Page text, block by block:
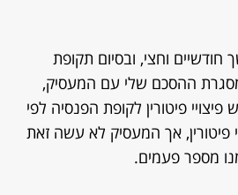
וחצי, ובסיום תקופת
ההסכם שלי עם המעסיק,
פיטורין לקופת הפנסיה לפי
פיצויי פיטורין, אך המעסיק לא עשה זאת
מספר פעמים.